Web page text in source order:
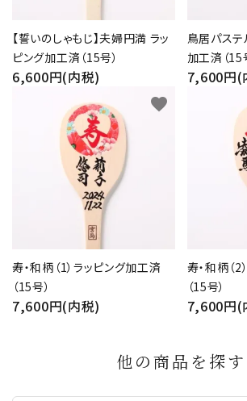
【誓いのしゃもじ】夫婦円満 ラッ
ピング加工済（15号）
6,600円(内税)
鳥居パステ
加工済（15
7,600円(
寿・和柄（1）ラッピング加工済
（15号）
7,600円(内税)
favorite
寿・和柄（
（15号）
7,600円(
他の商品を探す